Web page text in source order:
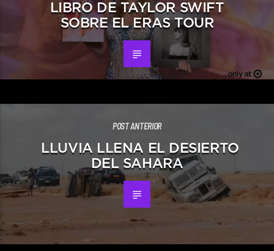
LIBRO DE TAYLOR SWIFT
SOBRE EL ERAS TOUR
POST ANTERIOR
LLUVIA LLENA EL DESIERTO
DEL SAHARA